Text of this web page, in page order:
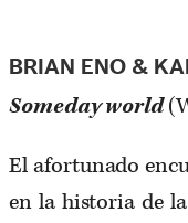
BRIAN ENO &
Someday world
El afortunado
en la historia de